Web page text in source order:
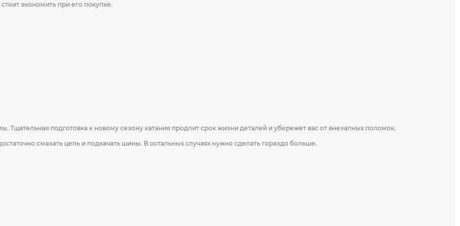
экономить при его покупке.
Тщательная подготовка к новому сезону катания продлит срок жизни деталей и убережет вас от внезапных поломок.
смазать цепь и подкачать шины. В остальных случаях нужно сделать гораздо больше.